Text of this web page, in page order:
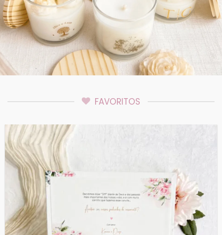
FAVORITOS